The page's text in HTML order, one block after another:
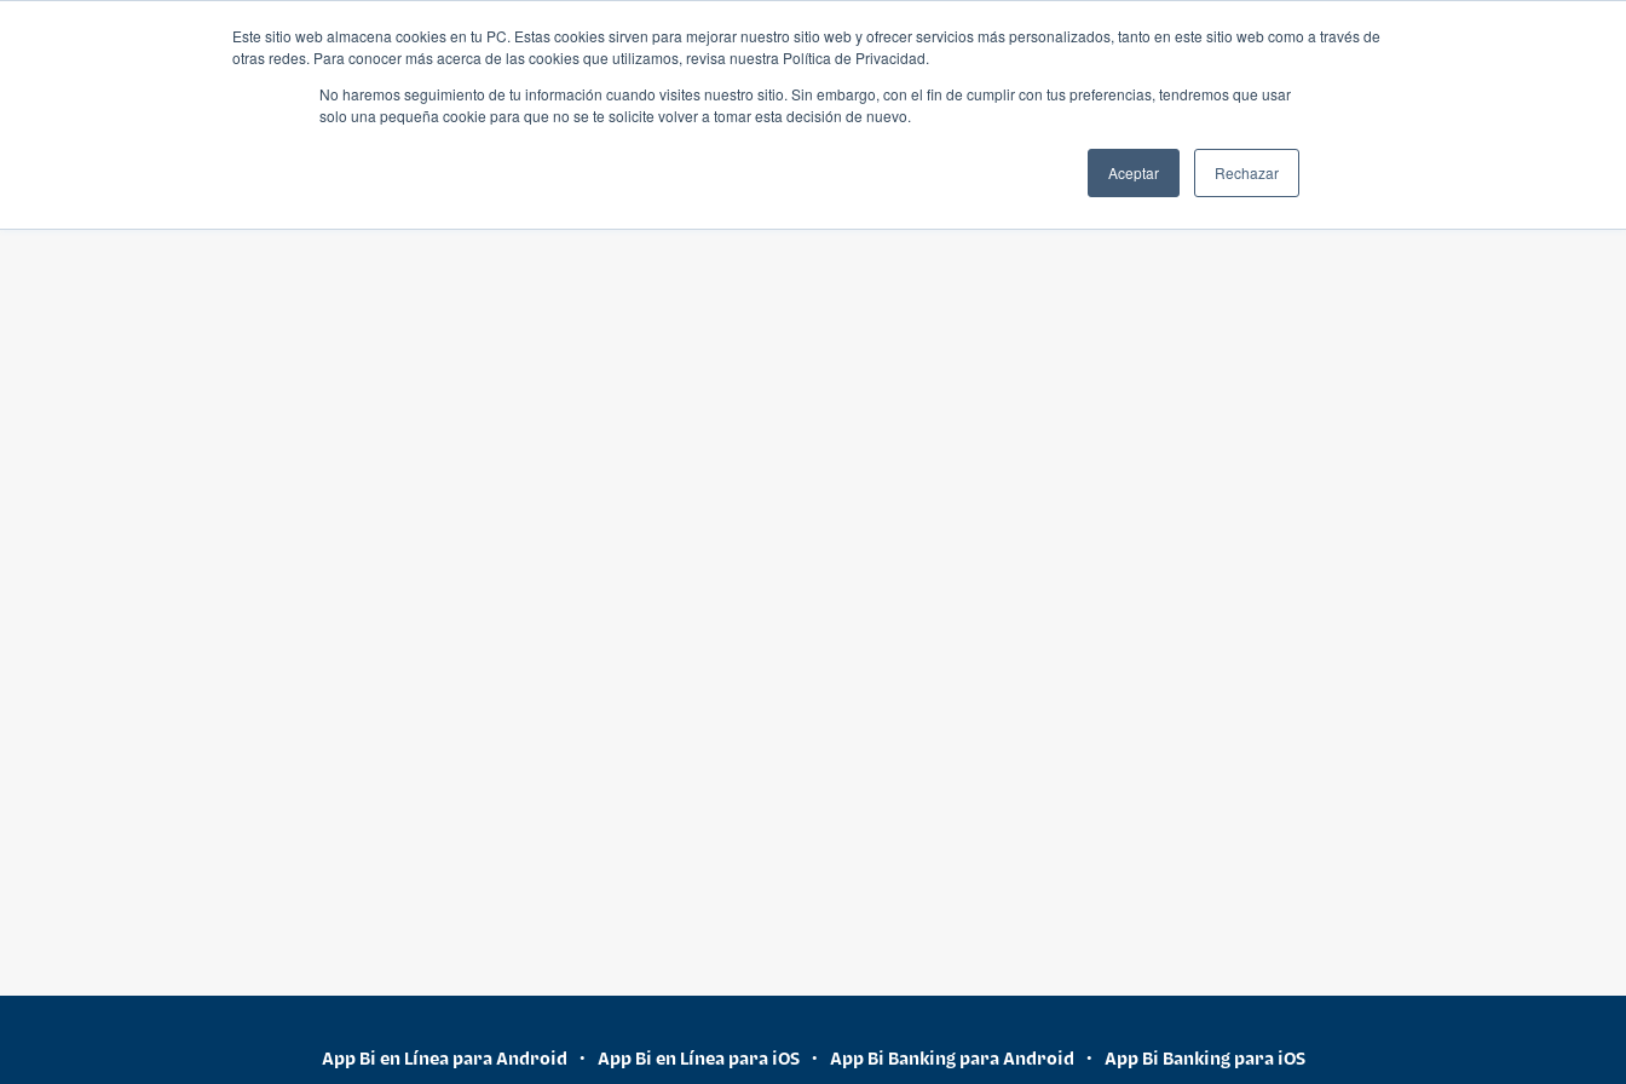
Este sitio web almacena cookies en tu PC. Estas cookies sirven para mejorar nuestro sitio web y ofrecer servicios más personalizados, tanto en este sitio web como a través de
otras redes. Para conocer más acerca de las cookies que utilizamos, revisa nuestra Política de Privacidad.
No haremos seguimiento de tu información cuando visites nuestro sitio. Sin embargo, con el fin de cumplir con tus preferencias, tendremos que usar
solo una pequeña cookie para que no se te solicite volver a tomar esta decisión de nuevo.
Aceptar Rechazar
App Bi en Línea para Android • App Bi en Línea para iOS • App Bi Banking para Android • App Bi Banking para iOS